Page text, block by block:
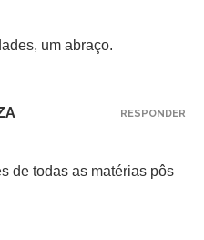
um abraço.
de todas as matérias pôs
RESPONDER